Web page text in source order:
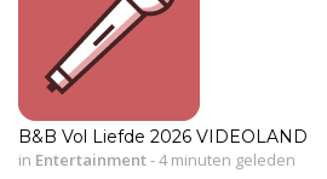
B&B Vol Liefde 2026 VIDEOLAND
in Entertainment-4 minuten geleden